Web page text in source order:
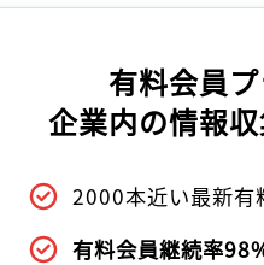
有料会員
企業内の情報
2000本近い最新有
有料会員継続率